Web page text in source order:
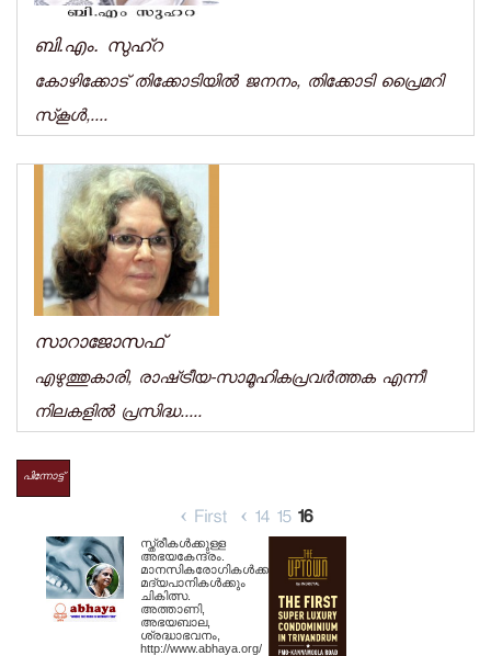
ബി.എം. സുഹ്‌റ
കോഴിക്കോട്‌ തിക്കോടിയില്‍ ജനനം, തിക്കോടി പ്രൈമറി
സ്‌കൂള്‍,....
സാറാജോസഫ്‌
എഴുത്തുകാരി, രാഷ്‌ട്രീയ-സാമൂഹികപ്രവര്‍ത്തക എന്നീ
നിലകളില്‍ പ്രസിദ്ധ.....
പിന്നോട്ട്
‹ First ‹ 14 15 16
സ്ത്രീകള്‍ക്കുള്ള
അഭയകേന്ദ്രം.
മാനസികരോഗികള്‍ക്കും
മദ്യപാനികള്‍ക്കും
ചികിത്സ.
അത്താണി,
അഭയബാല,
ശ്രദ്ധാഭവനം,
http://www.abhaya.org/